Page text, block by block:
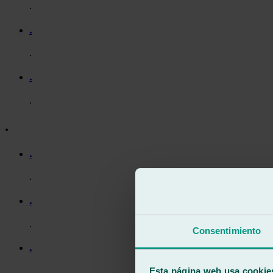
Consentimiento
Esta página web usa
.
.
.
.
.
.
.
.
.
.
.